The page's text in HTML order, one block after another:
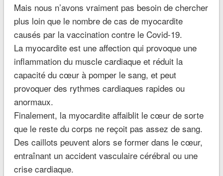
Mais nous n’avons vraiment pas besoin de chercher
plus loin que le nombre de cas de myocardite
causés par la vaccination contre le Covid-19.
La myocardite est une affection qui provoque une
inflammation du muscle cardiaque et réduit la
capacité du cœur à pomper le sang, et peut
provoquer des rythmes cardiaques rapides ou
anormaux.
Finalement, la myocardite affaiblit le cœur de sorte
que le reste du corps ne reçoit pas assez de sang.
Des caillots peuvent alors se former dans le cœur,
entraînant un accident vasculaire cérébral ou une
crise cardiaque.